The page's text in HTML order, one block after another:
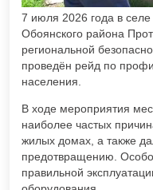
7 июля 2026 года в
Обоянского района
региональной
проведён рейд по
населения.
В ходе мероприятия
наиболее частых
жилых домах, а также
предотвращению.
правильной